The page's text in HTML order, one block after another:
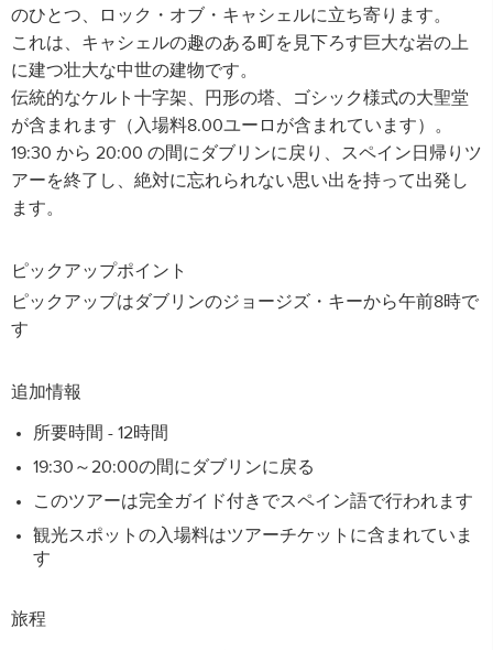
のひとつ、ロック・オブ・キャシェルに立ち寄ります。
これは、キャシェルの趣のある町を見下ろす巨大な岩の上
に建つ壮大な中世の建物です。
伝統的なケルト十字架、円形の塔、ゴシック様式の大聖堂
が含まれます（入場料8.00ユーロが含まれています）。
19:30 から 20:00 の間にダブリンに戻り、スペイン日帰りツ
アーを終了し、絶対に忘れられない思い出を持って出発し
ます。
ピックアップポイント
ピックアップはダブリンのジョージズ・キーから午前8時で
す
追加情報
所要時間 - 12時間
19:30～20:00の間にダブリンに戻る
このツアーは完全ガイド付きでスペイン語で行われます
観光スポットの入場料はツアーチケットに含まれていま
す
旅程